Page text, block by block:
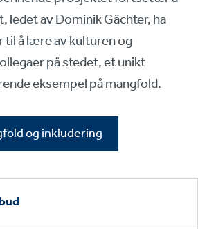
ledet av Dominik Gächter, ha
til å lære av kulturen og
på stedet, et unikt
eksempel på mangfold.
og inkludering